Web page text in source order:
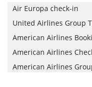
Air Europa check-in
United Airlines Group
American Airlines
American Airlines
American Airlines